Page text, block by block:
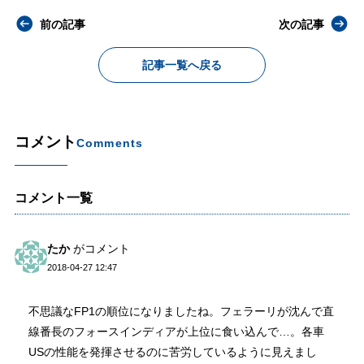
前の記事
記事一覧へ戻る
次の記事
コメントComments
コメント一覧
たかがコメント
2018-04-27 12:47
不思議なFP1の順位になりましたね。フェラーリが沈んで直
線番長のフォースインディアが上位に食い込んで…。各車
USの性能を発揮させるのに苦労しているように見えまし